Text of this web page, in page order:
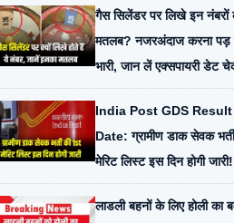
गैस सिलेंडर पर लिखे इन नंबरों
मतलब? नजरअंदाज करना पड़
भारी, जान लें एक्सपायरी डेट
ये तरीका
India Post GDS Result
Date: ग्रामीण डाक सेवक
मेरिट लिस्ट इस दिन होगी
ऑफ और अपना नाम चेक करने
लाडली बहनों के लिए होली का